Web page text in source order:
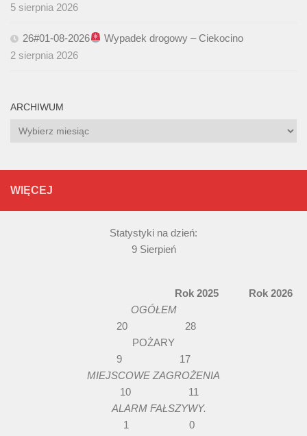
5 sierpnia 2026
26#01-08-2026
Wypadek drogowy – Ciekocino
2 sierpnia 2026
ARCHIWUM
Archiwum
WIĘCEJ
Statystyki na dzień:
9 Sierpień
Rok 2025 Rok 2026
OGÓŁEM
20 28
POŻARY
9 17
MIEJSCOWE ZAGROŻENIA
10 11
ALARM FAŁSZYWY.
1 0